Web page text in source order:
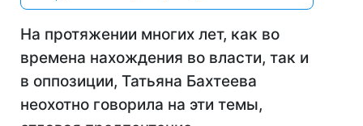
На протяжении многих лет, как во
времена нахождения во власти, так и
в оппозиции, Татьяна Бахтеева
неохотно говорила на эти темы,